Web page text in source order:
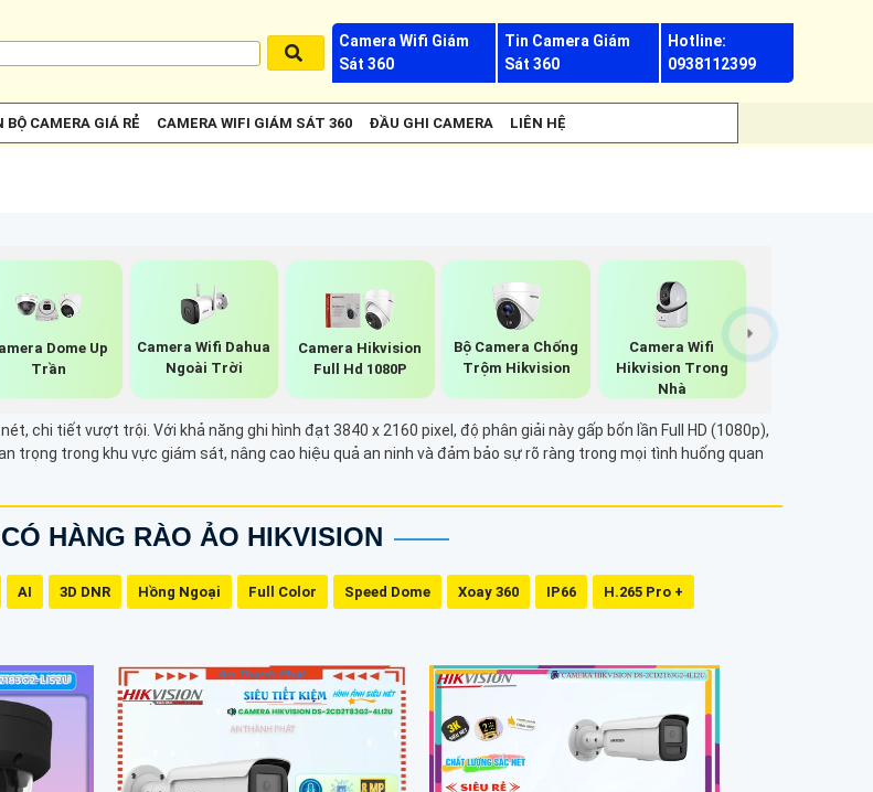
Camera Wifi Giám
Sát 360
Tin Camera Giám
Sát 360
Hotline:
0938112399
BỘ CAMERA GIÁ RẺ CAMERA WIFI GIÁM SÁT 360 ĐẦU GHI CAMERA LIÊN HỆ
Dome Up
Trần
Camera Wifi Dahua
Ngoài Trời
Camera Hikvision
Full Hd 1080P
Bộ Camera Chống
Trộm Hikvision
Camera Wifi
Hikvision Trong
Nhà
chi tiết vượt trội. Với khả năng ghi hình đạt 3840 x 2160 pixel, độ phân giải này gấp bốn lần Full HD (1080p),
trọng trong khu vực giám sát, nâng cao hiệu quả an ninh và đảm bảo sự rõ ràng trong mọi tình huống quan
HÀNG RÀO ẢO HIKVISION
AI 3D DNR Hồng Ngoại Full Color Speed Dome Xoay 360 IP66 H.265 Pro +